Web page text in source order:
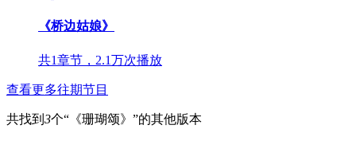
《桥边姑娘》
共1章节，2.1万次播放
查看更多往期节目
共找到 3个“《珊瑚颂》”的其他版本